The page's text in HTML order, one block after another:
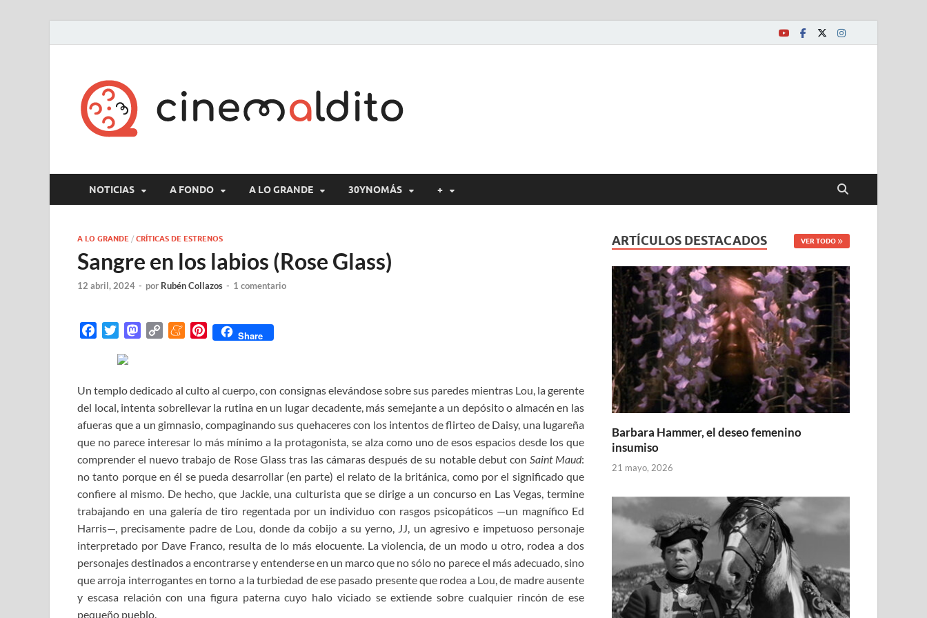
NOTICIAS A FONDO A LO GRANDE 30YNOMÁS +
A LO GRANDE / CRÍTICAS DE ESTRENOS
Sangre en los labios (Rose Glass)
12 abril, 2024 - por Rubén Collazos - 1 comentario
b
o
o
k
i
t
e
r
M
o
d
o
n
L
i
n
k
M
a
m
e
P
e
r
e
s
t
Share
Un templo dedicado al culto al cuerpo, con consignas elevándose sobre sus paredes mientras Lou, la gerente
del local, intenta sobrellevar la rutina en un lugar decadente, más semejante a un depósito o almacén en las
afueras que a un gimnasio, compaginando sus quehaceres con los intentos de flirteo de Daisy, una lugareña
que no parece interesar lo más mínimo a la protagonista, se alza como uno de esos espacios desde los que
comprender el nuevo trabajo de Rose Glass tras las cámaras después de su notable debut con Saint Maud:
no tanto porque en él se pueda desarrollar (en parte) el relato de la británica, como por el significado que
confiere al mismo. De hecho, que Jackie, una culturista que se dirige a un concurso en Las Vegas, termine
trabajando en una galería de tiro regentada por un individuo con rasgos psicopáticos —un magnífico Ed
Harris—, precisamente padre de Lou, donde da cobijo a su yerno, JJ, un agresivo e impetuoso personaje
interpretado por Dave Franco, resulta de lo más elocuente. La violencia, de un modo u otro, rodea a dos
personajes destinados a encontrarse y entenderse en un marco que no sólo no parece el más adecuado, sino
que arroja interrogantes en torno a la turbiedad de ese pasado presente que rodea a Lou, de madre ausente
y escasa relación con una figura paterna cuyo halo viciado se extiende sobre cualquier rincón de ese
pequeño pueblo.
ARTÍCULOS DESTACADOS VER TODO
Barbara Hammer, el deseo femenino
insumiso
21 mayo, 2026